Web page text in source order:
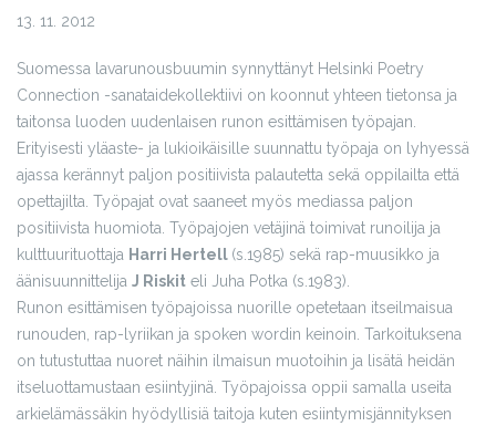
13. 11. 2012
Suomessa lavarunousbuumin synnyttänyt Helsinki Poetry
Connection -sanataidekollektiivi on koonnut yhteen tietonsa ja
taitonsa luoden uudenlaisen runon esittämisen työpajan.
Erityisesti yläaste- ja lukioikäisille suunnattu työpaja on lyhyessä
ajassa kerännyt paljon positiivista palautetta sekä oppilailta että
opettajilta. Työpajat ovat saaneet myös mediassa paljon
positiivista huomiota. Työpajojen vetäjinä toimivat runoilija ja
kulttuurituottaja Harri Hertell (s.1985) sekä rap-muusikko ja
äänisuunnittelija J Riskit eli Juha Potka (s.1983).
Runon esittämisen työpajoissa nuorille opetetaan itseilmaisua
runouden, rap-lyriikan ja spoken wordin keinoin. Tarkoituksena
on tutustuttaa nuoret näihin ilmaisun muotoihin ja lisätä heidän
itseluottamustaan esiintyjinä. Työpajoissa oppii samalla useita
arkielämässäkin hyödyllisiä taitoja kuten esiintymisjännityksen